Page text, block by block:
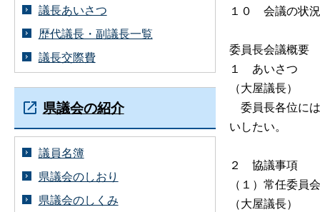
１ ０ 会議の状
委員長会議概要
１ あいさつ
（大屋議長）
委員長各位に
いしたい。
２ 協議事項
（１）常任委員
（大屋議長）
議長あいさつ
歴代議長・副議長一覧
議長交際費
県議会の紹介
議員名簿
県議会のしおり
県議会のしくみ